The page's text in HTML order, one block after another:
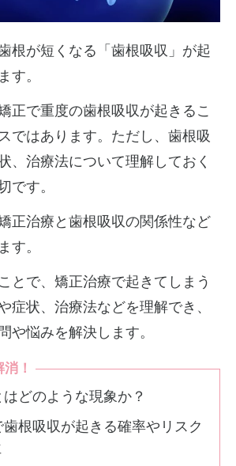
根が短くなる「歯根吸収」が起
す。
正で重度の歯根吸収が起きるこ
ではあります。ただし、歯根吸
、治療法について理解しておく
です。
正治療と歯根吸収の関係性など
す。
とで、矯正治療で起きてしまう
症状、治療法などを理解でき、
や悩みを解決します。
！
どのような現象か？
根吸収が起きる確率やリスク